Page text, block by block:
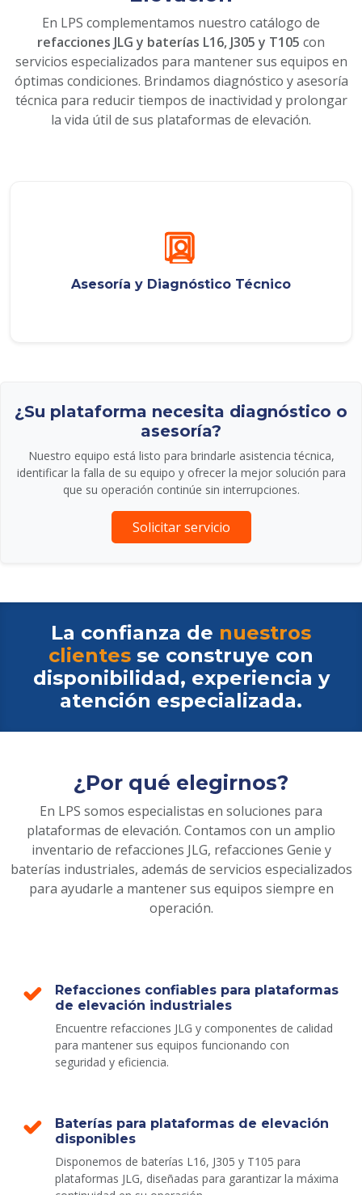
En LPS complementamos nuestro catálogo de
refacciones JLG y baterías L16, J305 y T105 con
servicios especializados para mantener sus equipos en
óptimas condiciones. Brindamos diagnóstico y asesoría
técnica para reducir tiempos de inactividad y prolongar
la vida útil de sus plataformas de elevación.
Asesoría y Diagnóstico Técnico
¿Su plataforma necesita diagnóstico o
asesoría?
Nuestro equipo está listo para brindarle asistencia técnica,
identificar la falla de su equipo y ofrecer la mejor solución para
que su operación continúe sin interrupciones.
Solicitar servicio
La confianza de nuestros
clientes se construye con
disponibilidad, experiencia y
atención especializada.
¿Por qué elegirnos?
En LPS somos especialistas en soluciones para
plataformas de elevación. Contamos con un amplio
inventario de refacciones JLG, refacciones Genie y
baterías industriales, además de servicios especializados
para ayudarle a mantener sus equipos siempre en
operación.
Refacciones confiables para plataformas
de elevación industriales
Encuentre refacciones JLG y componentes de calidad
para mantener sus equipos funcionando con
seguridad y eficiencia.
Baterías para plataformas de elevación
disponibles
Disponemos de baterías L16, J305 y T105 para
plataformas JLG, diseñadas para garantizar la máxima